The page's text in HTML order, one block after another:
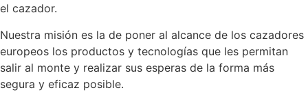
el cazador.
Nuestra misión es la de poner al alcance de los cazadores
europeos los productos y tecnologías que les permitan
salir al monte y realizar sus esperas de la forma más
segura y eficaz posible.